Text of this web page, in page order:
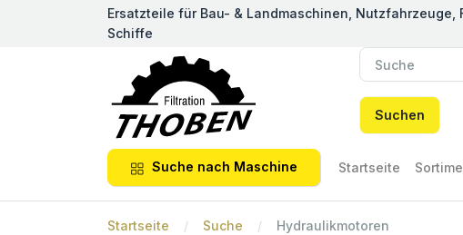
Ersatzteile für Bau- & Landmaschinen, Nutzfahrzeuge,
Schiffe
Suchen
Suche nach Maschine Startseite
Startseite Suche Hydraulikmotoren